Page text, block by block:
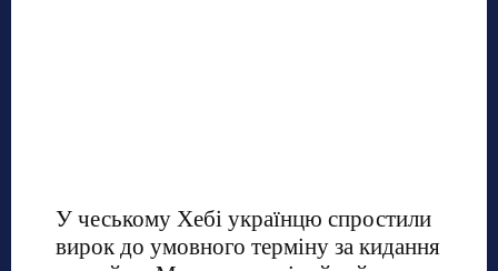
У чеському Хебі українцю спростили
вирок до умовного терміну за кидання